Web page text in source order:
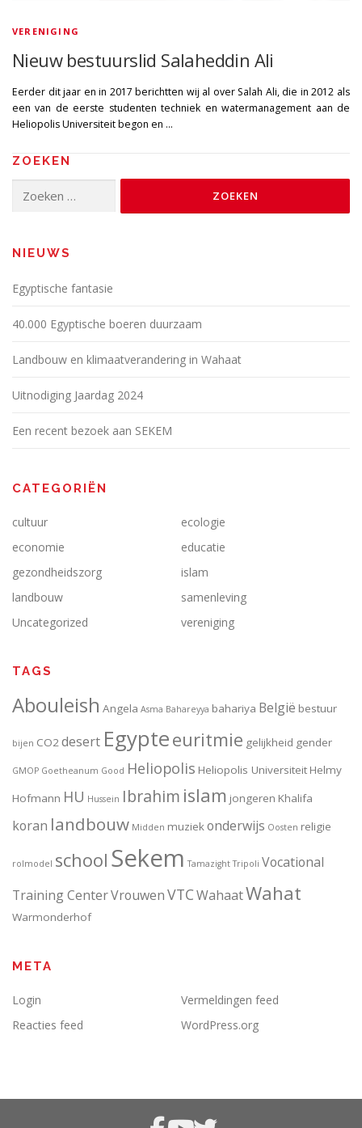
VERENIGING
Nieuw bestuurslid Salaheddin Ali
Eerder dit jaar en in 2017 berichtten wij al over Salah Ali, die in 2012 als
een van de eerste studenten techniek en watermanagement aan de
Heliopolis Universiteit begon en …
ZOEKEN
naar:
NIEUWS
Egyptische fantasie
40.000 Egyptische boeren duurzaam
Landbouw en klimaatverandering in Wahaat
Uitnodiging Jaardag 2024
Een recent bezoek aan SEKEM
CATEGORIËN
cultuur
ecologie
economie
educatie
gezondheidszorg
islam
landbouw
samenleving
Uncategorized
vereniging
TAGS
Abouleish Angela Asma Bahareyya bahariya België bestuur
bijen CO2desert Egypteeuritmie gelijkheid gender
GMOP Goetheanum Good Heliopolis Heliopolis Universiteit Helmy
Hofmann HU Hussein Ibrahim islam jongeren Khalifa
koran landbouw Midden muziekonderwijs Oosten religie
rolmodel school Sekem Tamazight Tripoli Vocational
Training CenterVrouwenVTCWahaatWahat
Warmonderhof
META
Login
Vermeldingen feed
Reacties feed
WordPress.org